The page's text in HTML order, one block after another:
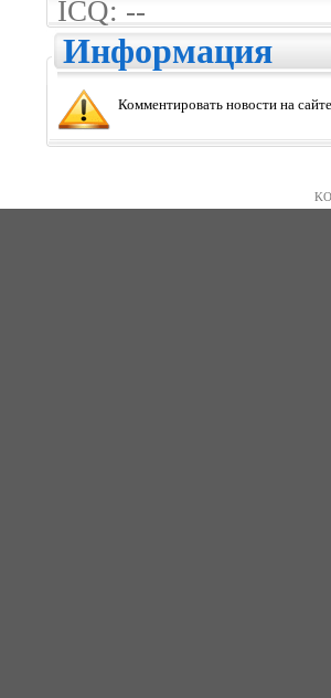
ICQ: --
Информация
Комментировать новости на